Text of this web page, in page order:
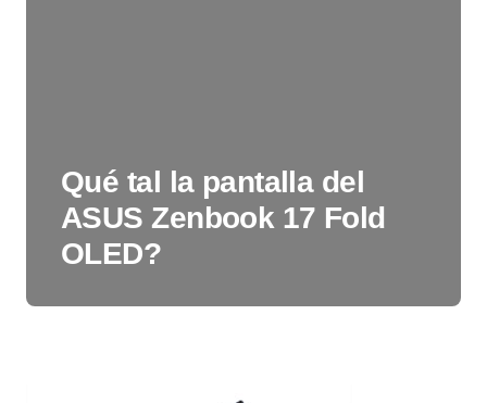
Qué tal la pantalla del
ASUS Zenbook 17 Fold
OLED?